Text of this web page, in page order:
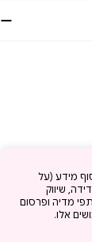
מידע (על
שיווק
מדיה ופרסום
אלו.